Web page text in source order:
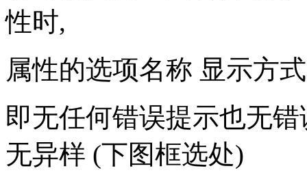
性时,
属性的选项名称 显示方
即无任何错误提示也无
无异样 (下图框选处)